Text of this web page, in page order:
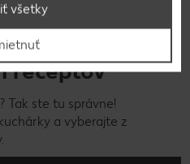
receptov
Tak ste tu správne!
a vyberajte z
všetky